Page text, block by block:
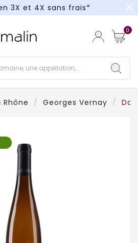
3X et 4X sans frais*
3X et 4X sans frais*
close
0
Rhône Georges Vernay